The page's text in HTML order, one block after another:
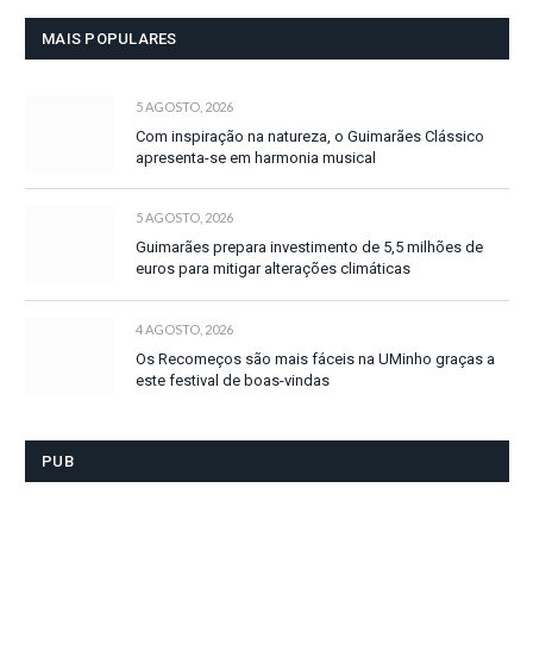
MAIS POPULARES
5 AGOSTO, 2026
Com inspiração na natureza, o Guimarães Clássico
apresenta-se em harmonia musical
5 AGOSTO, 2026
Guimarães prepara investimento de 5,5 milhões de
euros para mitigar alterações climáticas
4 AGOSTO, 2026
Os Recomeços são mais fáceis na UMinho graças a
este festival de boas-vindas
PUB